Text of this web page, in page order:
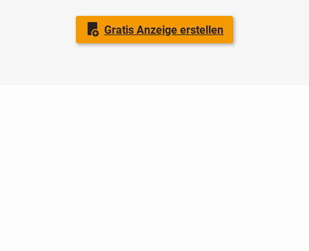
Gratis Anzeige erstellen